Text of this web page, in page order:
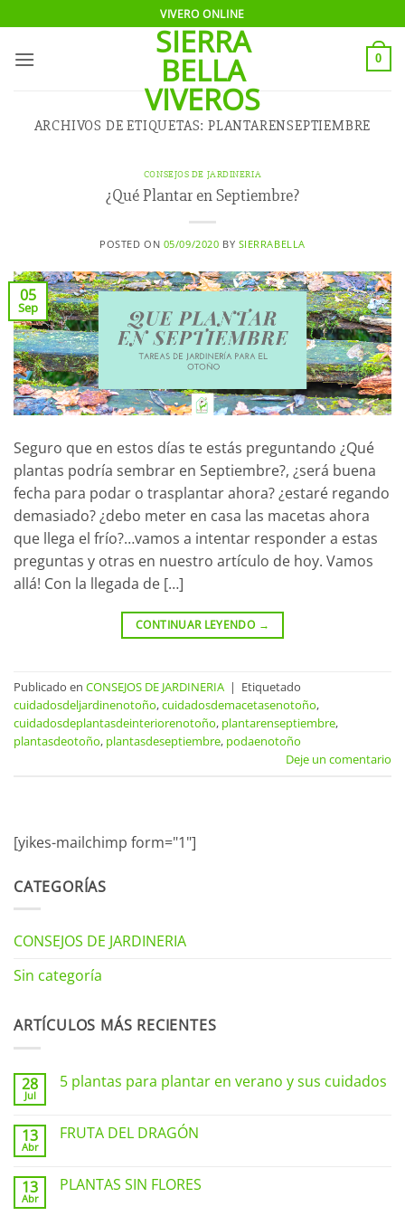
al
contenido
VIVERO ONLINE
SIERRA
BELLA
VIVEROS
0
ARCHIVOS DE ETIQUETAS:PLANTARENSEPTIEMBRE
CONSEJOS DE JARDINERIA
¿Qué Plantar en Septiembre?
POSTED ON 05/09/2020 BY SIERRABELLA
05
Sep
Seguro que en estos días te estás preguntando ¿Qué
plantas podría sembrar en Septiembre?, ¿será buena
fecha para podar o trasplantar ahora? ¿estaré regando
demasiado? ¿debo meter en casa las macetas ahora
que llega el frío?…vamos a intentar responder a estas
preguntas y otras en nuestro artículo de hoy. Vamos
allá! Con la llegada de […]
CONTINUAR LEYENDO →
Publicado en CONSEJOS DE JARDINERIA | Etiquetado
cuidadosdeljardinenotoño,cuidadosdemacetasenotoño,
cuidadosdeplantasdeinteriorenotoño, plantarenseptiembre,
plantasdeotoño, plantasdeseptiembre, podaenotoño
Deje un comentario
[yikes-mailchimp form="1"]
CATEGORÍAS
CONSEJOS DE JARDINERIA
Sin categoría
ARTÍCULOS MÁS RECIENTES
28
Jul
5 plantas para plantar en verano y sus cuidados
en
plantar
en
13
Abr
FRUTA DEL DRAGÓN
en
13
Abr
PLANTAS SIN FLORES